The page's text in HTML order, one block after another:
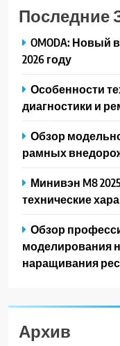
Последние
OMODA: Новый
2026 году
Особенности
диагностики и
Обзор
рамных
Минивэн M8
технические
Обзор
моделирования
наращивания
Архив